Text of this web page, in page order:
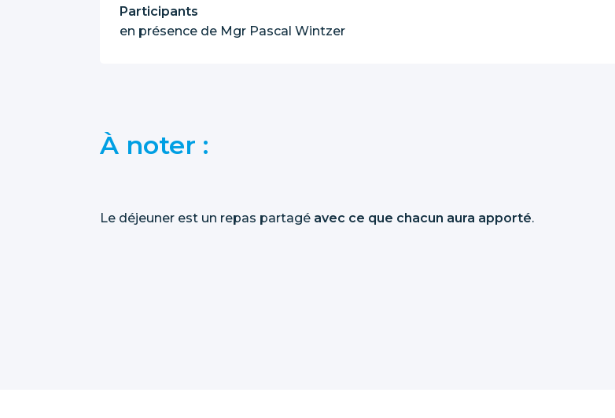
Participants
en présence de Mgr Pascal Wintzer
À noter :
Le déjeuner est un repas partagé avec ce que chacun aura apporté.